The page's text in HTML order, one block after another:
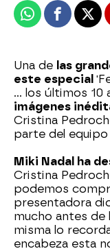
WhatsappFacebook
X
Una de las
este especial
... los últimos 10
imágenes
Cristina
parte del
Miki Nadal ha
Cristina
podemos
presentadora
mucho antes de
misma lo
encabeza esta